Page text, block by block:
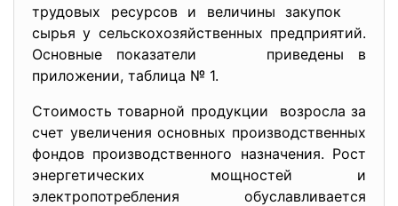
трудовых ресурсов и величины закупок
сырья у сельскохозяйственных предприятий.
Основные показатели приведены в
приложении, таблица № 1.
Стоимость товарной продукции возросла за
счет увеличения основных производственных
фондов производственного назначения. Рост
энергетических мощностей и
электропотребления обуславливается